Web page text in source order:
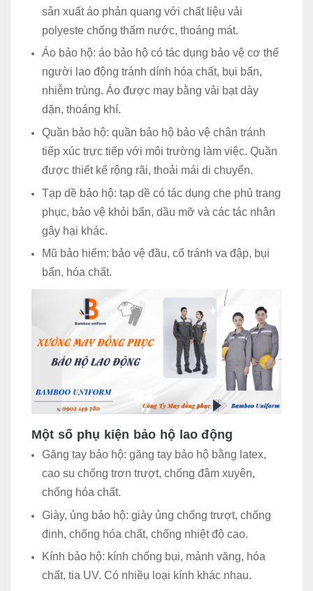
sản xuất áo phản quang với chất liệu vải
polyeste chống thấm nước, thoáng mát.
Áo bảo hộ: áo bảo hộ có tác dụng bảo vệ cơ thể
người lao động tránh dính hóa chất, bụi bẩn,
nhiễm trùng. Áo được may bằng vải bạt dày
dặn, thoáng khí.
Quần bảo hộ: quần bảo hộ bảo vệ chân tránh
tiếp xúc trực tiếp với môi trường làm việc. Quần
được thiết kế rộng rãi, thoải mái di chuyển.
Tạp dề bảo hộ: tạp dề có tác dụng che phủ trang
phục, bảo vệ khỏi bẩn, dầu mỡ và các tác nhân
gây hại khác.
Mũ bảo hiểm: bảo vệ đầu, cổ tránh va đập, bụi
bẩn, hóa chất.
Một số phụ kiện bảo hộ lao động
Găng tay bảo hộ: găng tay bảo hộ bằng latex,
cao su chống trơn trượt, chống đâm xuyên,
chống hóa chất.
Giày, ủng bảo hộ: giày ủng chống trượt, chống
đinh, chống hóa chất, chống nhiệt độ cao.
Kính bảo hộ: kính chống bụi, mảnh văng, hóa
chất, tia UV. Có nhiều loại kính khác nhau.